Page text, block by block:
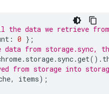
the data we retrieve
: 0 };
data from storage.sync,
. storage. sync.get().
from storage into
, items);